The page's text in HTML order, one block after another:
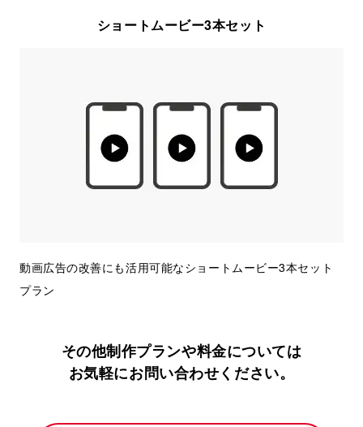
ショートムービー3本セット
動画広告の改善にも活用可能なショートムービー3本セット
プラン
その他制作プランや料金については
お気軽にお問い合わせください。